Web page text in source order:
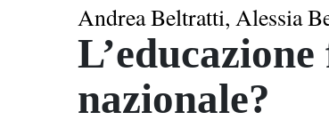
Andrea Beltratti, Alessia
nazionale?